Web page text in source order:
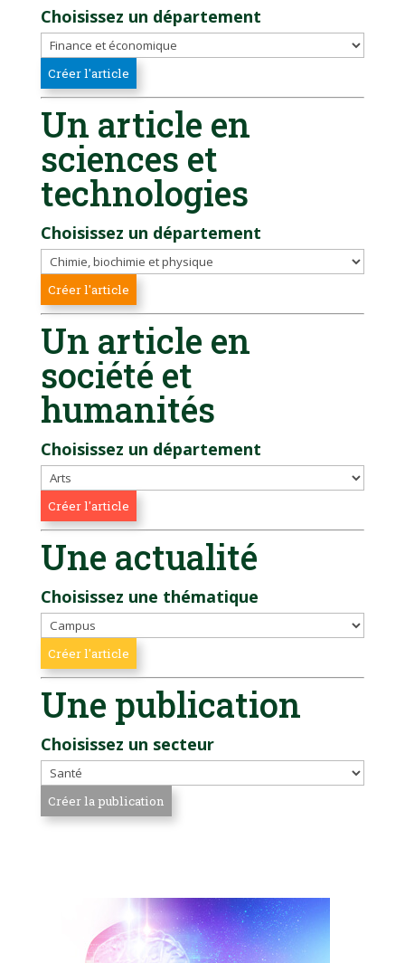
Choisissez un département
Un article en
sciences et
technologies
Choisissez un département
Un article en
société et
humanités
Choisissez un département
Une actualité
Choisissez une thématique
Une publication
Choisissez un secteur